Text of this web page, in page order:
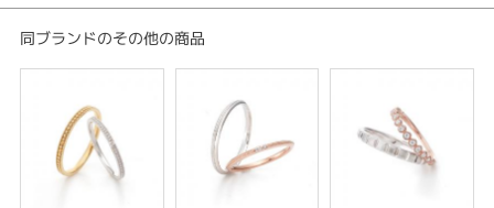
デザイン
テイスト
セットリング アンティーク
同ブランドのその他の商品